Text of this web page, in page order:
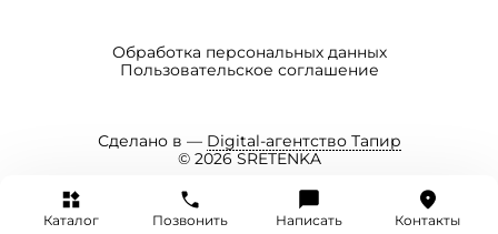
Обработка персональных данных
Пользовательское соглашение
Сделано в — Digital-агентство Тапир
© 2026 SRETENKA
Каталог Позвонить Написать Контакты